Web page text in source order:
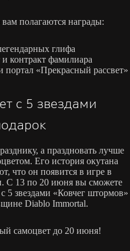
полагаются награды:
глифа
контракт фамилиара
«Прекрасный рассвет»
с 5 звездами
а праздновать лучше
Его история окутана
что он появится в игре в
С 13 по 20 июня вы сможете
5 звездами «Ковчег штормов»
Diablo Immortal.
самоцвет до 20 июня!